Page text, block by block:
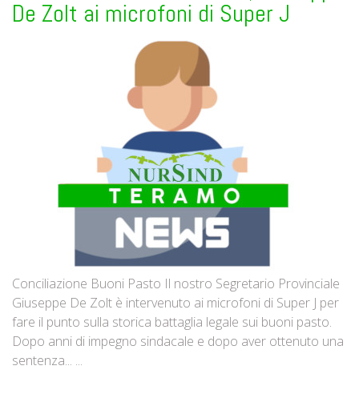
De Zolt ai microfoni di Super J
Conciliazione Buoni Pasto Il nostro Segretario Provinciale
Giuseppe De Zolt è intervenuto ai microfoni di Super J per
fare il punto sulla storica battaglia legale sui buoni pasto.
Dopo anni di impegno sindacale e dopo aver ottenuto una
sentenza... ...